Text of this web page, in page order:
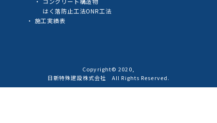
はく落防止工法ONR工法
施工実績表
Copyright© 2020,
日新特殊建設株式会社 All Rights Reserved.